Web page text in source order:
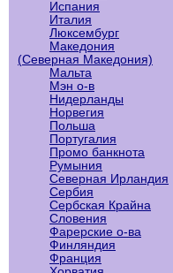
Испания
Италия
Люксембург
Македония
(Северная Македония)
Мальта
Мэн о-в
Нидерланды
Норвегия
Польша
Португалия
Промо банкнота
Румыния
Северная Ирландия
Сербия
Сербская Крайна
Словения
Фарерские о-ва
Финляндия
Франция